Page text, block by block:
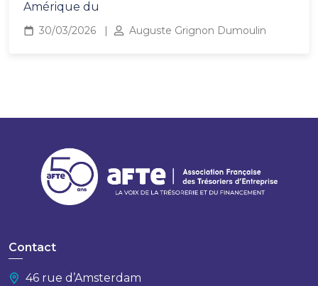
Amérique du
30/03/2026 Auguste Grignon Dumoulin
Contact
46 rue d’Amsterdam